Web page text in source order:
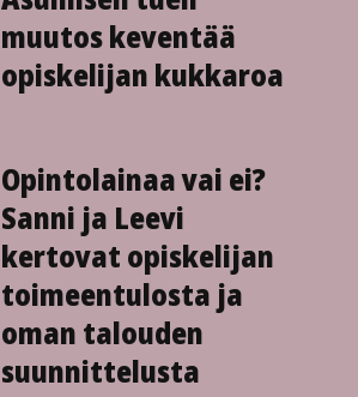
muutos keventää
opiskelijan kukkaroa
Opintolainaa vai ei?
Sanni ja Leevi
kertovat opiskelijan
toimeen­tulosta ja
oman talouden
suunnittelusta